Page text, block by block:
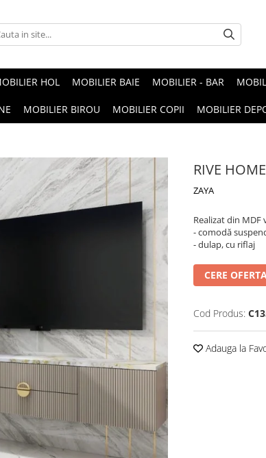
HOL MOBILIER BAIE MOBILIER - BAR
MOBILIER BIROU MOBILIER COPII MOBILIER
RIVE HOME
ZAYA
Realizat din MDF
- comodă
- dulap, cu riflaj
CERE
Cod Produs:
Adauga la